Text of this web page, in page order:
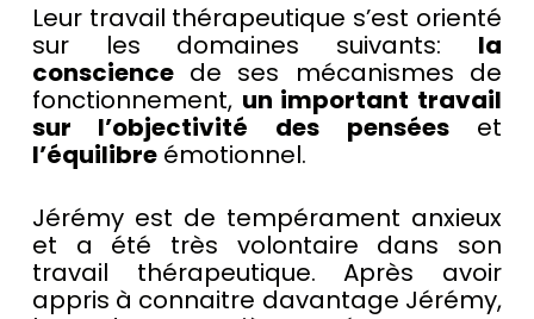
Leur travail thérapeutique s’est orienté
sur les domaines suivants: la
consciencede ses mécanismes de
fonctionnement, un important travail
sur l’objectivité des penséeset
l’équilibreémotionnel.
Jérémy est de tempérament anxieux
et a été très volontaire dans son
travail thérapeutique. Après avoir
appris à connaitre davantage Jérémy,